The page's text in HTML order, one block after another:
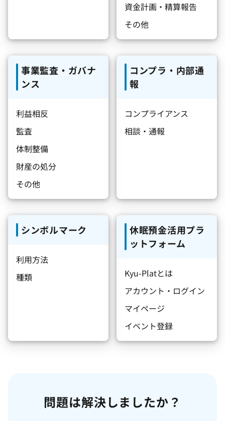
資金計画・精算報告
その他
事業監査・ガバナ
ンス
利益相反
監査
体制整備
財産の処分
その他
コンプラ・内部通
報
コンプライアンス
相談・通報
シンボルマーク
利用方法
種類
休眠預金活用プラ
ットフォーム
Kyu-Platとは
アカウント・ログイン
マイページ
イベント登録
問題は解決しましたか？